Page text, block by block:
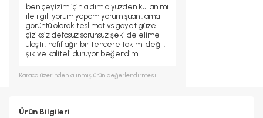
ben çeyizim için aldım o yüzden kullanımı
ile ilgili yorum yapamıyorum şuan . ama
görüntü olarak teslimat vs gayet güzel
çiziksiz defosuz sorunsuz şekilde elime
ulaştı . hafif ağır bir tencere takımı değil.
şık ve kaliteli duruyor beğendim
Karaca üzerinden alınmış ürün değerlendirmesi.
Ürün Bilgileri